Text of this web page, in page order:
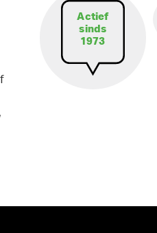
Actief
sinds
1973